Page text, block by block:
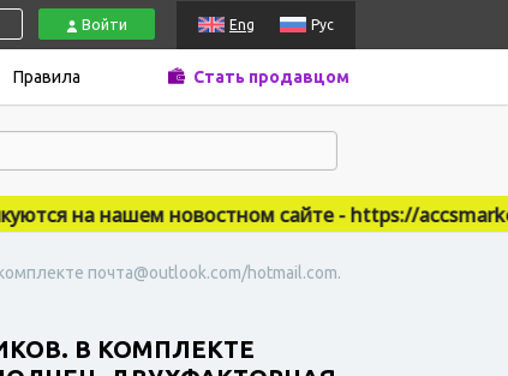
Войти Eng Рус
Правила Стать продавцом
на нашем новостном сайте - https://
почта@outlook.com/hotmail.com.
В КОМПЛЕКТЕ